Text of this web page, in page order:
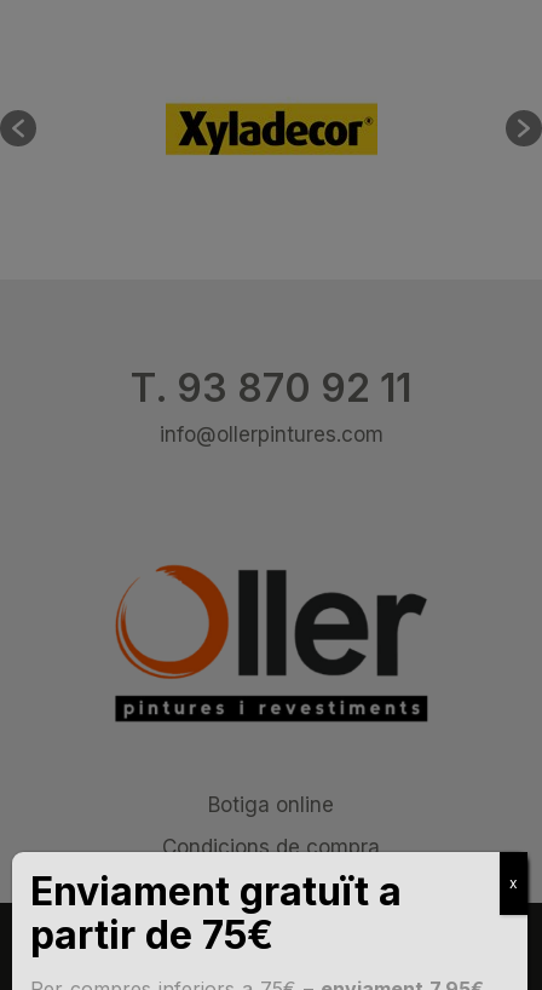
T. 93 870 92 11
info@ollerpintures.com
Botiga online
Condicions de compra
Avís legal Política de privacitat